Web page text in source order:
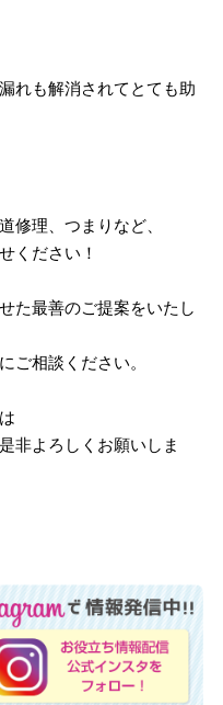
れも解消されてとても助
修理、つまりなど、
ください！
た最善のご提案をいたし
ご相談ください。
非よろしくお願いしま